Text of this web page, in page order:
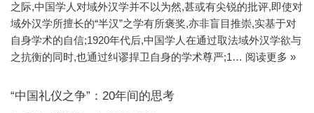
之际,中国学人对域外汉学并不以为然,甚或有尖锐的批评,即使对
域外汉学所擅长的“半汉”之学有所褒奖,亦非盲目推崇,实基于对
自身学术的自信;1920年代后,中国学人在通过取法域外汉学欲与
之抗衡的同时,也通过纠谬捍卫自身的学术尊严;1… 阅读更多 »
“中国礼仪之争”：20年间的思考